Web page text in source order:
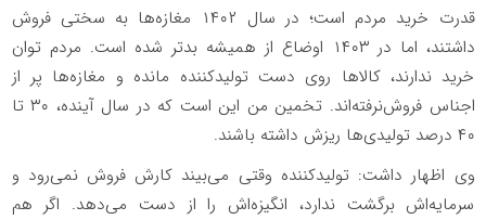
قدرت خرید مردم است؛ در سال ۱۴۰۲ مغازه‌ها به سختی فروش
داشتند، اما در ۱۴۰۳ اوضاع از همیشه بدتر شده است. مردم توان
خرید ندارند، کالاها روی دست تولیدکننده مانده و مغازه‌ها پر از
اجناس فروش‌نرفته‌اند. تخمین من این است که در سال آینده، ۳۰ تا
۴۰ درصد تولیدی‌ها ریزش داشته باشند.
وی اظهار داشت: تولیدکننده وقتی می‌بیند کارش فروش نمی‌رود و
سرمایه‌اش برگشت ندارد، انگیزه‌اش را از دست می‌دهد. اگر هم